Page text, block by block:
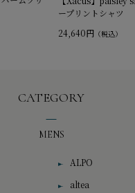
ープリントシャツ
24,640円 （税込）
CATEGORY
MENS
ALPO
altea